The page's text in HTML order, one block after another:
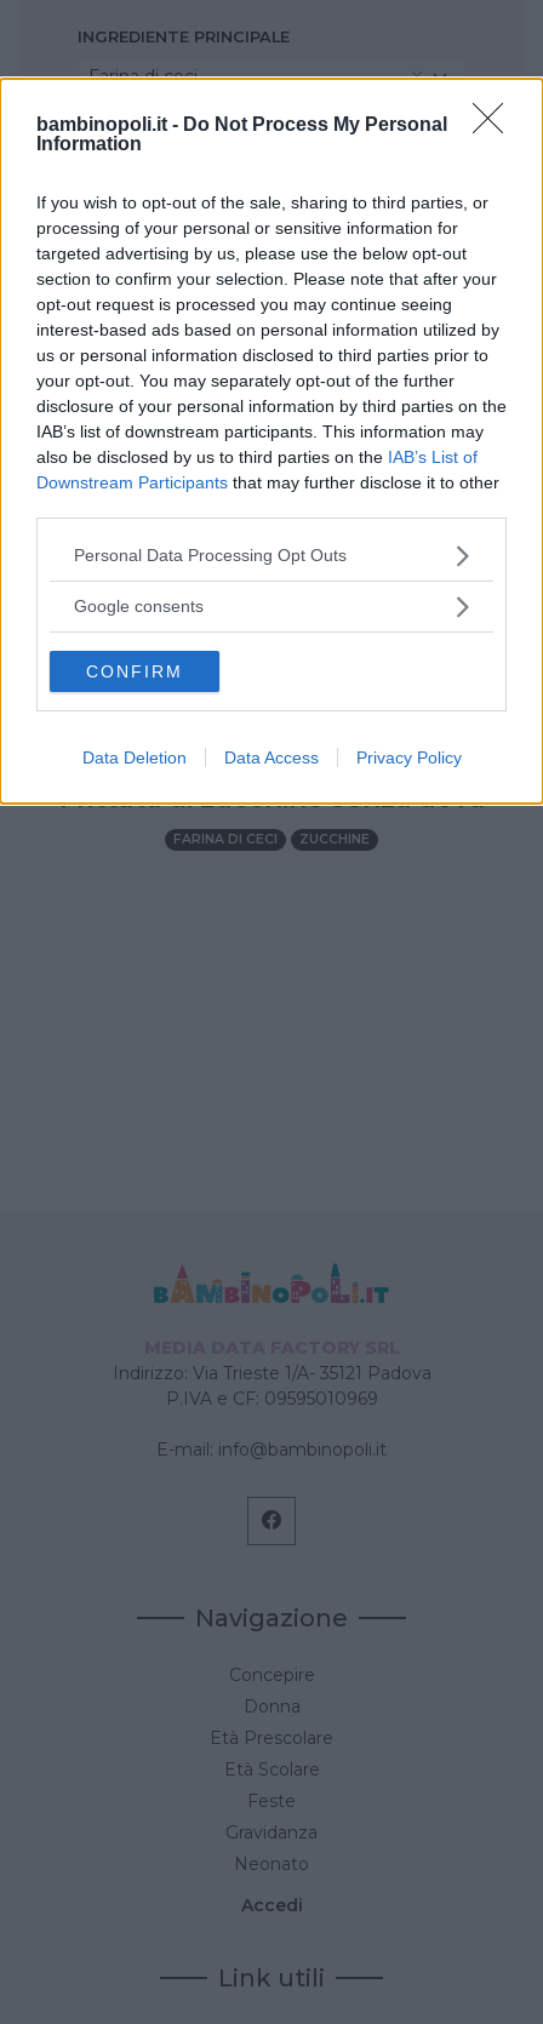
bambinopoli.it - Do Not Process My Personal
Information
If you wish to opt-out of the sale, sharing to third parties, or
processing of your personal or sensitive information for
targeted advertising by us, please use the below opt-out
section to confirm your selection. Please note that after your
opt-out request is processed you may continue seeing
interest-based ads based on personal information utilized by
us or personal information disclosed to third parties prior to
your opt-out. You may separately opt-out of the further
disclosure of your personal information by third parties on the
IAB’s list of downstream participants. This information may
also be disclosed by us to third parties on the IAB’s List of
Downstream Participants that may further disclose it to other
Please note that this website/app uses one or more Google
not limited to your visit or usage behaviour. You may click to
use your data for below specified purposes in below Google
consent section.
Personal Data Processing Opt Outs
Google consents
CONFIRM
Data Deletion Data Access Privacy Policy
INGREDIENTE PRINCIPALE
Farina di ceci
STAGIONE
PRIMAVERA • INVERNO
Frittata di zucchine senza uova
FARINA DI CECI ZUCCHINE
Indirizzo: Via Trieste 1/A- 35121 Padova
P.IVA e CF: 09595010969
E-mail: info@bambinopoli.it
Navigazione
Concepire
Donna
Età Prescolare
Età Scolare
Feste
Gravidanza
Neonato
Accedi
Link utili